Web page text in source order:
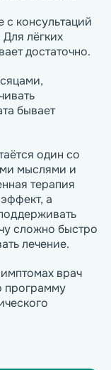
с консультаций
лёгких
достаточно.
бывает
один со
мыслями и
терапия
а
сложно быстро
лечение.
врач
программу